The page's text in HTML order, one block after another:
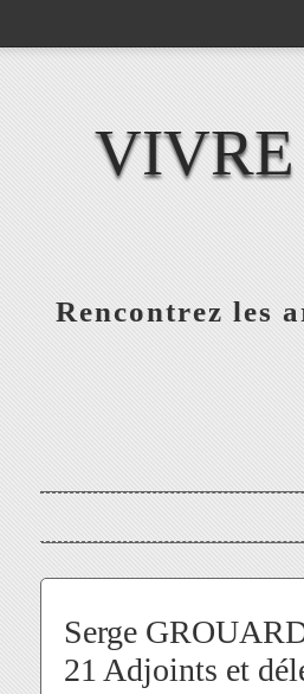
VIVRE
Rencontrez les
Serge
21 Adjoints et